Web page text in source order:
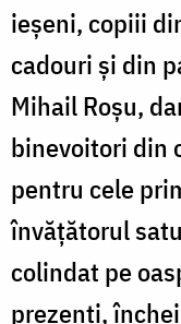
ieşeni, copiii
cadouri şi din
Mihail Roşu,
binevoitori din
pentru cele
învăţătorul
colindat pe
prezenţi,